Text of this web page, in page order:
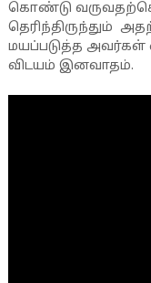
கொண்டு
தெரிந்திருந்தும்
மயப்படுத்த
விடயம் இனவாதம்.